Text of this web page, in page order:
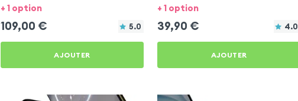
+ 1 option
109,00 € 5.0
AJOUTER
+ 1 option
39,90 € 4.0
AJOUTER